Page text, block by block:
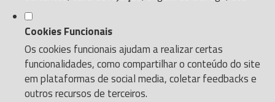
Cookies Funcionais
Os cookies funcionais ajudam a realizar certas
funcionalidades, como compartilhar o conteúdo do site
em plataformas de social media, coletar feedbacks e
outros recursos de terceiros.